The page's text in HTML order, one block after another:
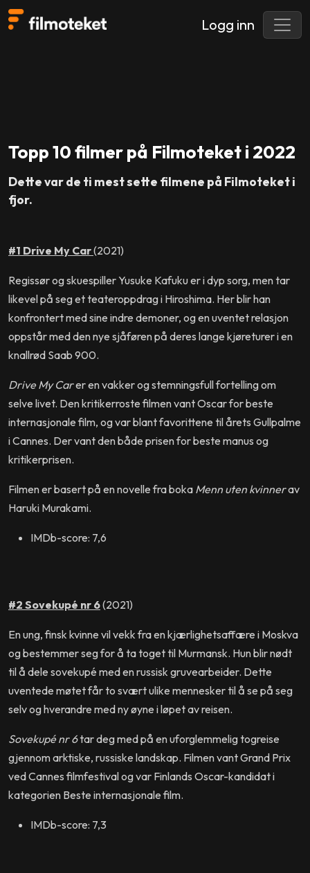
Logg inn
Topp 10 filmer på Filmoteket i 2022
Dette var de ti mest sette filmene på Filmoteket i
fjor.
#1 Drive My Car(2021)
Regissør og skuespiller Yusuke Kafuku er i dyp sorg, men tar
likevel på seg et teateroppdrag i Hiroshima. Her blir han
konfrontert med sine indre demoner, og en uventet relasjon
oppstår med den nye sjåføren på deres lange kjøreturer i en
knallrød Saab 900.
Drive My Carer en vakker og stemningsfull fortelling om
selve livet. Den kritikerroste filmen vant Oscar for beste
internasjonale film, og var blant favorittene til årets Gullpalme
i Cannes. Der vant den både prisen for beste manus og
kritikerprisen.
Filmen er basert på en novelle fra boka Menn uten kvinnerav
Haruki Murakami.
IMDb-score: 7,6
#2 Sovekupé nr 6(2021)
En ung, finsk kvinne vil vekk fra en kjærlighetsaffære i Moskva
og bestemmer seg for å ta toget til Murmansk. Hun blir nødt
til å dele sovekupé med en russisk gruvearbeider. Dette
uventede møtet får to svært ulike mennesker til å se på seg
selv og hverandre med ny øyne i løpet av reisen.
Sovekupé nr 6tar deg med på en uforglemmelig togreise
gjennom arktiske, russiske landskap. Filmen vant Grand Prix
ved Cannes filmfestival og var Finlands Oscar-kandidat i
kategorien Beste internasjonale film.
IMDb-score: 7,3